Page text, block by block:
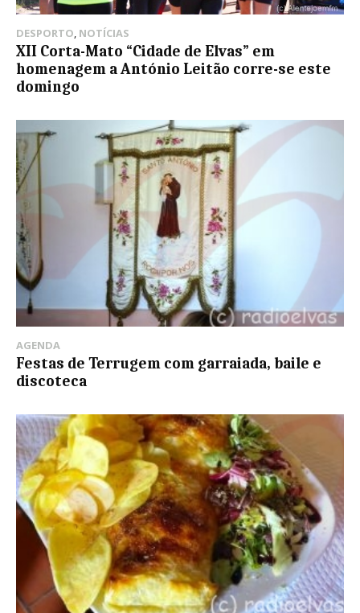
DESPORTO, NOTÍCIAS
XII Corta-Mato “Cidade de Elvas” em
homenagem a António Leitão corre-se este
domingo
AGENDA
Festas de Terrugem com garraiada, baile e
discoteca